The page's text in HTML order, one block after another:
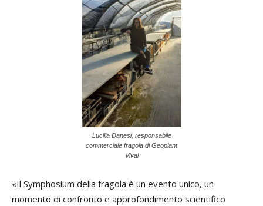
Lucilla Danesi, responsabile
commerciale fragola di Geoplant
Vivai
«Il Symphosium della fragola è un evento unico, un
momento di confronto e approfondimento scientifico